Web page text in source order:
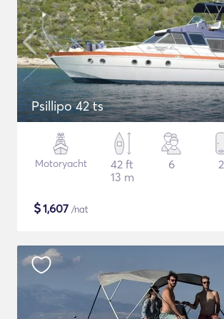
Psillipo 42 ts
Motoryacht
42 ft
13 m
6 2
$1,607 /nat